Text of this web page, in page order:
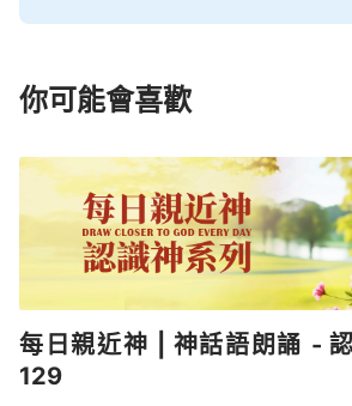
你可能會喜歡
每日親近神 | 神話語朗誦 -
129